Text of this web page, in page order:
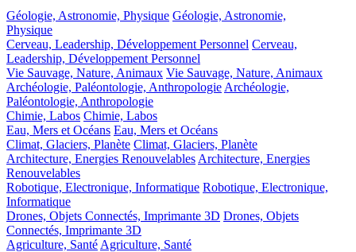
Géologie, Astronomie, Physique Géologie, Astronomie,
Physique
Cerveau, Leadership, Développement Personnel Cerveau,
Leadership, Développement Personnel
Vie Sauvage, Nature, Animaux Vie Sauvage, Nature, Animaux
Archéologie, Paléontologie, Anthropologie Archéologie,
Paléontologie, Anthropologie
Chimie, Labos Chimie, Labos
Eau, Mers et Océans Eau, Mers et Océans
Climat, Glaciers, Planète Climat, Glaciers, Planète
Architecture, Energies Renouvelables Architecture, Energies
Renouvelables
Robotique, Electronique, Informatique Robotique, Electronique,
Informatique
Drones, Objets Connectés, Imprimante 3D Drones, Objets
Connectés, Imprimante 3D
Agriculture, Santé Agriculture, Santé